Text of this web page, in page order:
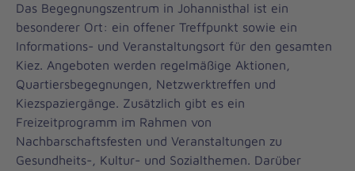
Das Begegnungszentrum in Johannisthal ist ein
besonderer Ort: ein offener Treffpunkt sowie ein
Informations- und Veranstaltungsort für den gesamten
Kiez. Angeboten werden regelmäßige Aktionen,
Quartiersbegegnungen, Netzwerktreffen und
Kiezspaziergänge. Zusätzlich gibt es ein
Freizeitprogramm im Rahmen von
Nachbarschaftsfesten und Veranstaltungen zu
Gesundheits-, Kultur- und Sozialthemen. Darüber